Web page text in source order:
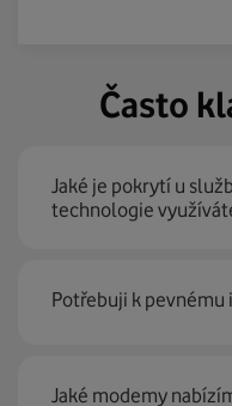
Často
Jaké je pokrytí u
technologie
Pevný internet
domácností
Potřebuji k
Ano, potřebujete. Rádi
Jaké modemy